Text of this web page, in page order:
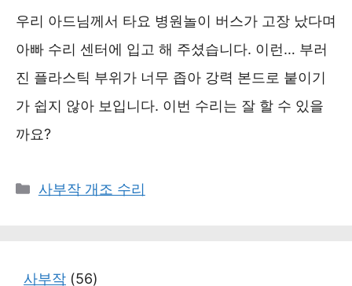
우리 아드님께서 타요 병원놀이 버스가 고장 났다며
아빠 수리 센터에 입고 해 주셨습니다. 이런… 부러
진 플라스틱 부위가 너무 좁아 강력 본드로 붙이기
가 쉽지 않아 보입니다. 이번 수리는 잘 할 수 있을
까요?
카
사부작 개조 수리
사부작 (56)